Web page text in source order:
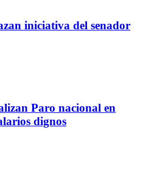
iniciativa del senador
Paro nacional en
dignos